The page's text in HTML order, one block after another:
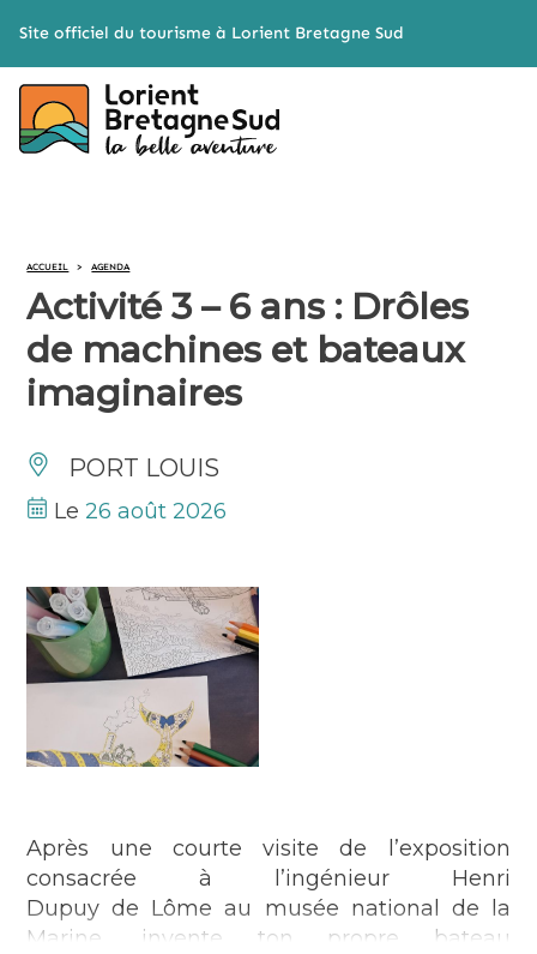
Site officiel du tourisme à Lorient Bretagne Sud
ACCUEIL > AGENDA
Activité 3 – 6 ans : Drôles
de machines et bateaux
imaginaires
PORT LOUIS
Le26 août 2026
Après une courte visite de l’exposition
consacrée à l’ingénieur Henri
Dupuy de Lôme au musée national de la
Marine, invente ton propre bateau